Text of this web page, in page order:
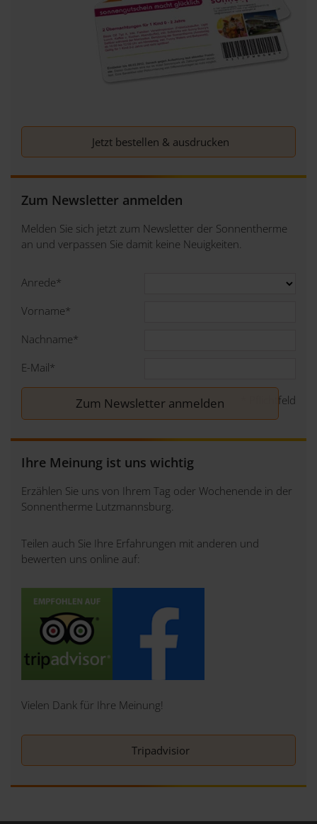
Jetzt bestellen & ausdrucken
Zum Newsletter anmelden
Melden Sie sich jetzt zum Newsletter der Sonnentherme
an und verpassen Sie damit keine Neuigkeiten.
Anrede*
Vorname*
Nachname*
E-Mail*
Pflichtfeld
Ihre Meinung ist uns wichtig
Erzählen Sie uns von Ihrem Tag oder Wochenende in der
Sonnentherme Lutzmannsburg.
Teilen auch Sie Ihre Erfahrungen mit anderen und
bewerten uns online auf:
Vielen Dank für Ihre Meinung!
Tripadvisior